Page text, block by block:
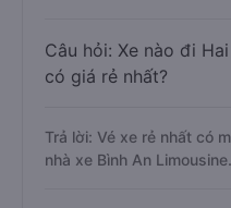
Câu hỏi: Xe nào đi
có giá rẻ nhất?
Trả lời: Vé xe rẻ nhất có
nhà xe Bình An Limousine.